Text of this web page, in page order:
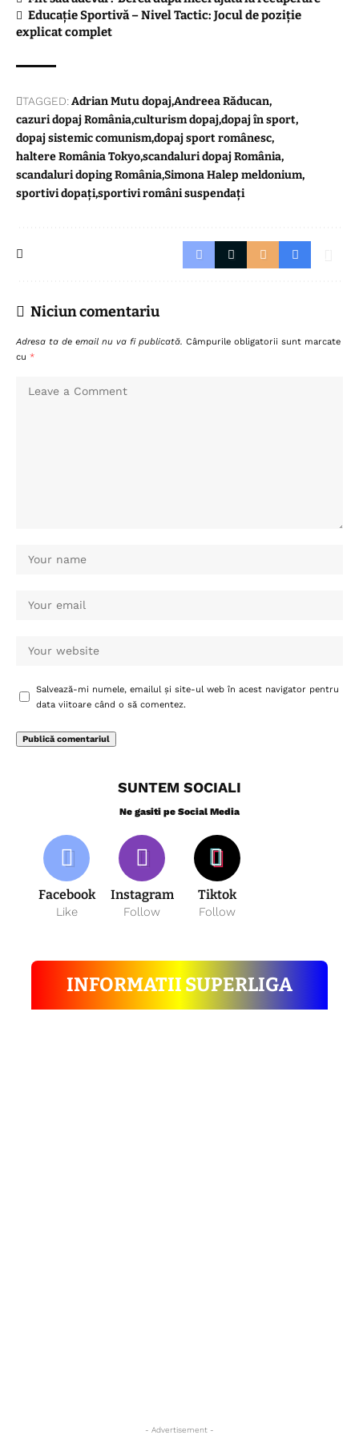
Educație Sportivă – Nivel Tactic: Jocul de poziție
explicat complet
TAGGED:Adrian Mutu dopajAndreea Răducan
cazuri dopaj Româniaculturism dopajdopaj în sport
dopaj sistemic comunismdopaj sport românesc
haltere România Tokyoscandaluri dopaj România
scandaluri doping RomâniaSimona Halep meldonium
sportivi dopațisportivi români suspendați
Niciun comentariu
Adresa ta de email nu va fi publicată. Câmpurile obligatorii sunt marcate
cu *
Salvează-mi numele, emailul și site-ul web în acest navigator pentru
data viitoare când o să comentez.
SUNTEM SOCIALI
Ne gasiti pe Social Media
Facebook
Like
Instagram
Follow
Tiktok
Follow
INFORMATII SUPERLIGA
- Advertisement -